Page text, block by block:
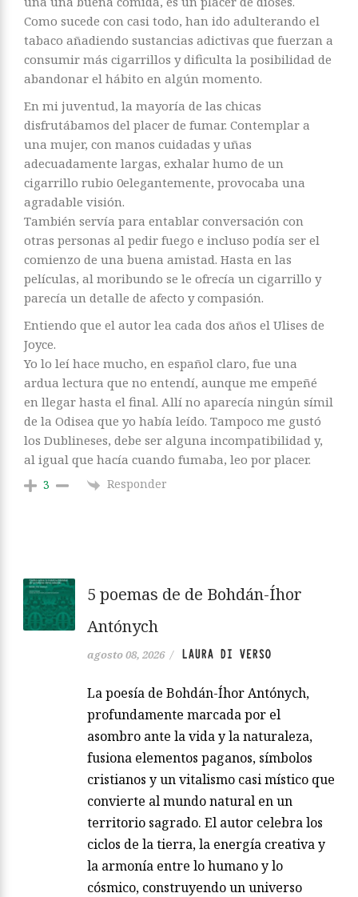
Como sucede con casi todo, han ido adulterando el
tabaco añadiendo sustancias adictivas que fuerzan a
consumir más cigarrillos y dificulta la posibilidad de
abandonar el hábito en algún momento.
En mi juventud, la mayoría de las chicas
disfrutábamos del placer de fumar. Contemplar a
una mujer, con manos cuidadas y uñas
adecuadamente largas, exhalar humo de un
cigarrillo rubio 0elegantemente, provocaba una
agradable visión.
También servía para entablar conversación con
otras personas al pedir fuego e incluso podía ser el
comienzo de una buena amistad. Hasta en las
películas, al moribundo se le ofrecía un cigarrillo y
parecía un detalle de afecto y compasión.
Entiendo que el autor lea cada dos años el Ulises de
Joyce.
Yo lo leí hace mucho, en español claro, fue una
ardua lectura que no entendí, aunque me empeñé
en llegar hasta el final. Allí no aparecía ningún símil
de la Odisea que yo había leído. Tampoco me gustó
los Dublineses, debe ser alguna incompatibilidad y,
al igual que hacía cuando fumaba, leo por placer.
3 Responder
5 poemas de de Bohdán-Íhor
Antónych
agosto 08, 2026 / LAURA DI VERSO
La poesía de Bohdán-Íhor Antónych,
profundamente marcada por el
asombro ante la vida y la naturaleza,
fusiona elementos paganos, símbolos
cristianos y un vitalismo casi místico que
convierte al mundo natural en un
territorio sagrado. El autor celebra los
ciclos de la tierra, la energía creativa y
la armonía entre lo humano y lo
cósmico, construyendo un universo